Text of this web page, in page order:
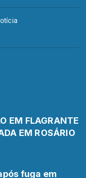
EM FLAGRANTE
EM ROSÁRIO
fuga em